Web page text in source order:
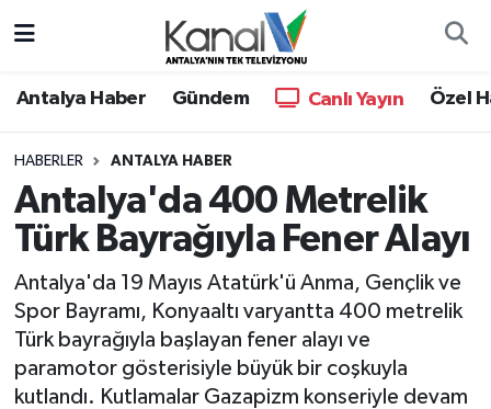
Antalya Haber Gündem Canlı Yayın Özel
HABERLER ANTALYA HABER
Antalya'da 400 Metrelik
Türk Bayrağıyla Fener Alayı
Antalya'da 19 Mayıs Atatürk'ü Anma, Gençlik ve
Spor Bayramı, Konyaaltı varyantta 400 metrelik
Türk bayrağıyla başlayan fener alayı ve
paramotor gösterisiyle büyük bir coşkuyla
kutlandı. Kutlamalar Gazapizm konseriyle devam
Antalya Haber
Dünya
Eğitim
Ekonomi
Gündem
Hava Durumu
Trafik Durumu
Süper Lig Puan Durumu ve Fikstür
Tüm Manşetler
Son Dakika Haberleri